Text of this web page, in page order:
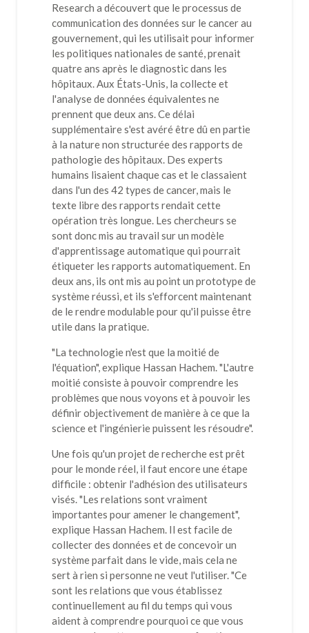
Research a découvert que le processus de
communication des données sur le cancer au
gouvernement, qui les utilisait pour informer
les politiques nationales de santé, prenait
quatre ans après le diagnostic dans les
hôpitaux. Aux États-Unis, la collecte et
l'analyse de données équivalentes ne
prennent que deux ans. Ce délai
supplémentaire s'est avéré être dû en partie
à la nature non structurée des rapports de
pathologie des hôpitaux. Des experts
humains lisaient chaque cas et le classaient
dans l'un des 42 types de cancer, mais le
texte libre des rapports rendait cette
opération très longue. Les chercheurs se
sont donc mis au travail sur un modèle
d'apprentissage automatique qui pourrait
étiqueter les rapports automatiquement. En
deux ans, ils ont mis au point un prototype de
système réussi, et ils s'efforcent maintenant
de le rendre modulable pour qu'il puisse être
utile dans la pratique.
"La technologie n'est que la moitié de
l'équation", explique Hassan Hachem. "L'autre
moitié consiste à pouvoir comprendre les
problèmes que nous voyons et à pouvoir les
définir objectivement de manière à ce que la
science et l'ingénierie puissent les résoudre".
Une fois qu'un projet de recherche est prêt
pour le monde réel, il faut encore une étape
difficile : obtenir l'adhésion des utilisateurs
visés. "Les relations sont vraiment
importantes pour amener le changement",
explique Hassan Hachem. Il est facile de
collecter des données et de concevoir un
système parfait dans le vide, mais cela ne
sert à rien si personne ne veut l'utiliser. "Ce
sont les relations que vous établissez
continuellement au fil du temps qui vous
aident à comprendre pourquoi ce que vous